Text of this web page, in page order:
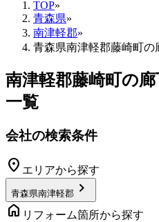
TOP»
青森県»
南津軽郡»
青森県南津軽郡藤崎町
南津軽郡藤崎町の
一覧
会社の検索条件
location_on エリアから探す
青森県南津軽郡 chevron_right
home リフォーム箇所から探す